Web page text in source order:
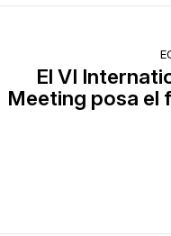
El VI
Meeting posa el